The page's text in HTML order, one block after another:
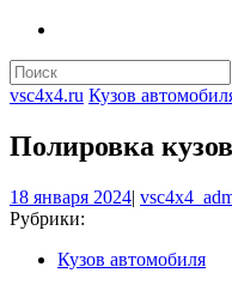
КНОПКА
Найти:
vsc4x4.ru Кузов
Полировка
18 января 202418
|
Рубрики:
Кузов автомобиля